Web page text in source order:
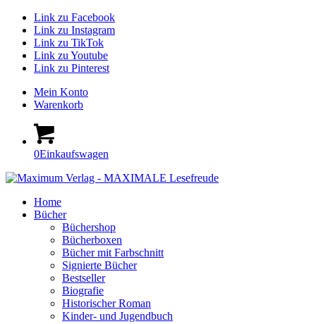
Link zu Facebook
Link zu Instagram
Link zu TikTok
Link zu Youtube
Link zu Pinterest
Mein Konto
Warenkorb
0Einkaufswagen
Home
Bücher
Büchershop
Bücherboxen
Bücher mit Farbschnitt
Signierte Bücher
Bestseller
Biografie
Historischer Roman
Kinder- und Jugendbuch